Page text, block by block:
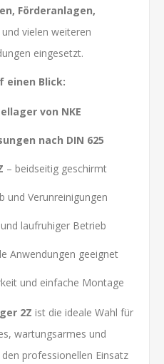
Förderanlagen,
und vielen weiteren
eingesetzt.
einen Blick:
von NKE
nach DIN 625
– beidseitig geschirmt
und Verunreinigungen
laufruhiger Betrieb
Anwendungen geeignet
und einfache Montage
2Z ist die ideale Wahl für
wartungsarmes und
professionellen Einsatz